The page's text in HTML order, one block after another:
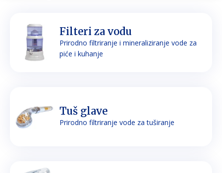
Filteri za vodu
Prirodno filtriranje i mineraliziranje vode za
piće i kuhanje
Tuš glave
Prirodno filtriranje vode za tuširanje